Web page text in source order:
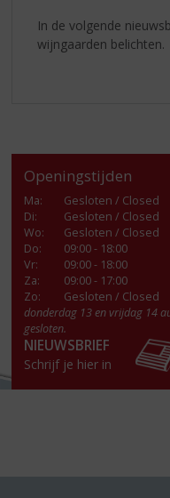
In de volgende
wijngaarden belichten.
Openingstijden
Ma:
Gesloten / Closed
Di:
Gesloten / Closed
Wo:
Gesloten / Closed
Do:
09:00 - 18:00
Vr:
09:00 - 18:00
Za:
09:00 - 17:00
Zo:
Gesloten / Closed
donderdag 13 en vrijdag 14
gesloten.
NIEUWSBRIEF
Schrijf je hier in